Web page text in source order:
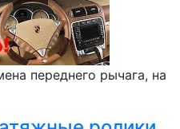
переднего рычага, на